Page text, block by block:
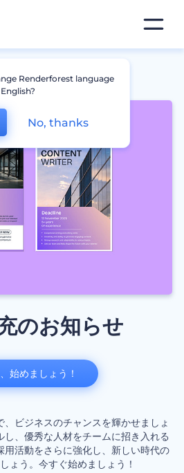
のお知らせ
、ビジネスのチャンスを輝かせましょ
し、優秀な人材をチームに招き入れる
用活動をさらに強化し、新しい時代の
ょう。今すぐ始めましょう！
始めましょう！
Renderforest language
No, thanks